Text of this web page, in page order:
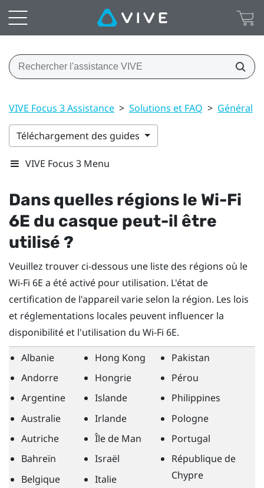
VIVE Focus 3 Assistance > Solutions et FAQ > Général
Téléchargement des guides
VIVE Focus 3 Menu
Dans quelles régions le Wi-Fi
6E du casque peut-il être
utilisé ?
Veuillez trouver ci-dessous une liste des régions où le
Wi-Fi 6E a été activé pour utilisation. L'état de
certification de l'appareil varie selon la région. Les lois
et réglementations locales peuvent influencer la
disponibilité et l'utilisation du Wi-Fi 6E.
Albanie
Andorre
Argentine
Australie
Autriche
Bahreïn
Belgique
Hong Kong
Hongrie
Islande
Irlande
Île de Man
Israël
Italie
Pakistan
Pérou
Philippines
Pologne
Portugal
République de
Chypre